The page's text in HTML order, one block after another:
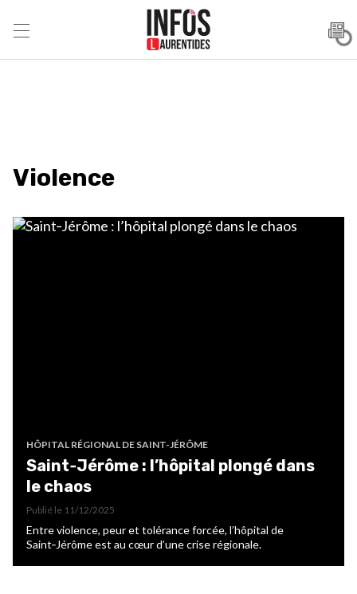
Violence
HÔPITAL RÉGIONAL DE SAINT-JÉRÔME
Saint‑Jérôme : l’hôpital plongé dans
le chaos
Publié le 11/12/2025
Entre violence, peur et tolérance forcée, l’hôpital de
Saint‑Jérôme est au cœur d’une crise régionale.